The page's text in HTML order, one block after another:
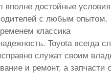
достойные
с любым опытом.
классика
Toyota всегда
служат своим
и ремонт, а